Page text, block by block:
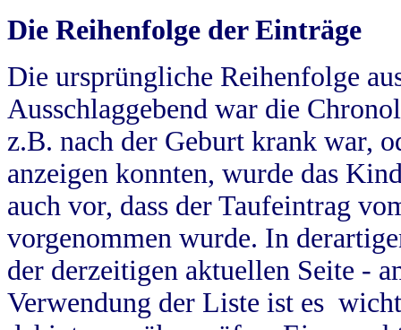
Die Reihenfolge der Einträge
Die ursprüngliche Reihenfolge
Ausschlaggebend war die
z.B. nach der Geburt krank war,
anzeigen konnten, wurde das
auch vor, dass der Taufeintrag
vorgenommen wurde. In
der derzeitigen aktuellen Seite -
Verwendung der Liste ist es